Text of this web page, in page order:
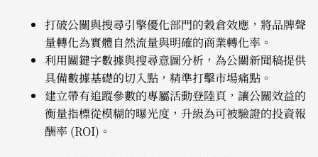
打破公關與搜尋引擎優化部門的穀倉效應，將品牌聲
量轉化為實體自然流量與明確的商業轉化率。
利用關鍵字數據與搜尋意圖分析，為公關新聞稿提供
具備數據基礎的切入點，精準打擊市場痛點。
建立帶有追蹤參數的專屬活動登陸頁，讓公關效益的
衡量指標從模糊的曝光度，升級為可被驗證的投資報
酬率 (ROI)。